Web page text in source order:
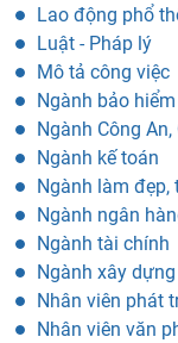
Lao động phổ
Luật - Pháp lý
Mô tả công việc
Ngành bảo hiểm
Ngành Công
Ngành kế toán
Ngành làm đẹp,
Ngành ngân
Ngành tài chính
Ngành xây dựng
Nhân viên phát
Nhân viên văn